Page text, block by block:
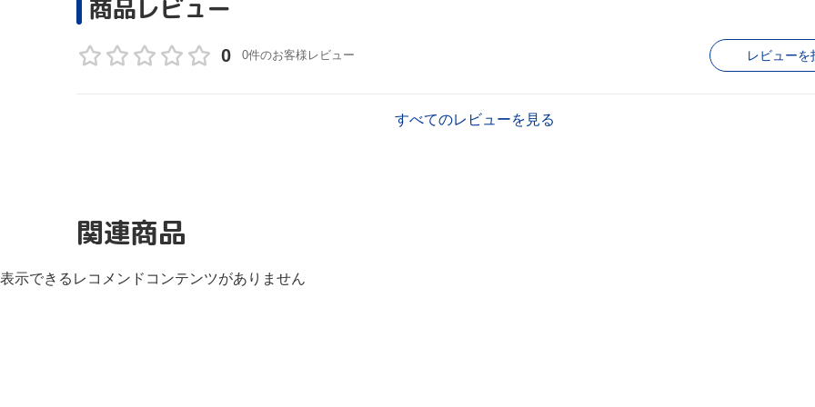
商品レビュー
0 0件のお客様レビュー レビューを
すべてのレビューを見る
関連商品
表示できるレコメンドコンテンツがありません